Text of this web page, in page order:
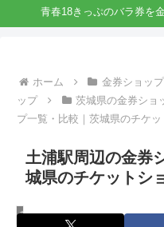
青春18きっぷのバラ券を
ホーム 金券ショッ
ップ
茨城県の金券ショ
プ一覧・比較｜茨城県のチケ
土浦駅周辺の金券
城県のチケットシ
茨城県の金券ショップ